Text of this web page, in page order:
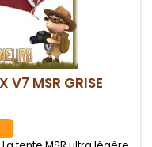
V7 MSR GRISE